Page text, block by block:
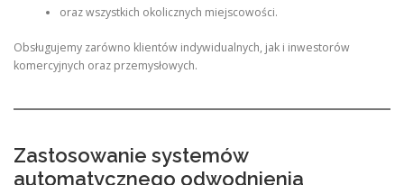
oraz wszystkich okolicznych miejscowości.
Obsługujemy zarówno klientów indywidualnych, jak i inwestorów
komercyjnych oraz przemysłowych.
Zastosowanie systemów
automatycznego odwodnienia